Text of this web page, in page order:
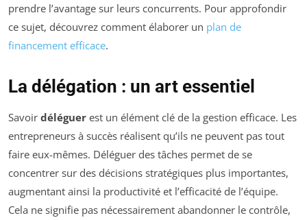
prendre l’avantage sur leurs concurrents. Pour approfondir
ce sujet, découvrez comment élaborer un plan de
financement efficace.
La délégation : un art essentiel
Savoir déléguer est un élément clé de la gestion efficace. Les
entrepreneurs à succès réalisent qu’ils ne peuvent pas tout
faire eux-mêmes. Déléguer des tâches permet de se
concentrer sur des décisions stratégiques plus importantes,
augmentant ainsi la productivité et l’efficacité de l’équipe.
Cela ne signifie pas nécessairement abandonner le contrôle,